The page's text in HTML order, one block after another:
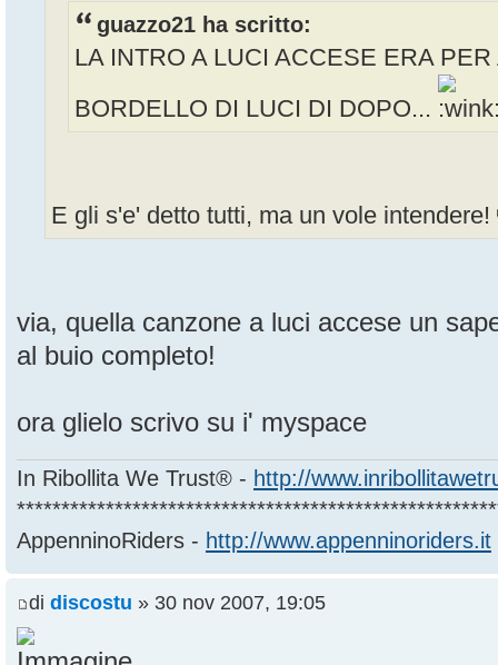
guazzo21 ha scritto:
LA INTRO A LUCI ACCESE ERA
BORDELLO DI LUCI DI DOPO...
E gli s'e' detto tutti, ma un vole intendere!
via, quella canzone a luci accese un
al buio completo!
ora glielo scrivo su i' myspace
In Ribollita We Trust® - http://
AppenninoRiders - http://www.appenninoriders.it
di discostu » 30 nov 2007, 19:05